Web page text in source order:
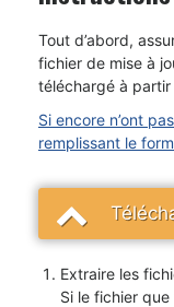
Tout d’abord,
fichier de mise à
téléchargé à
Si encore n’ont
remplissant le
Extraire les
Si le fichier